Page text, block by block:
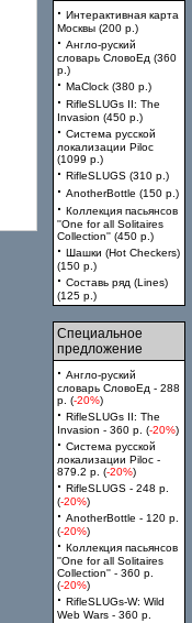
· Интерактивная карта
Москвы (200 p.)
· Англо-руский
словарь СловоЕд (360
p.)
· MaClock (380 p.)
· RifleSLUGs II: The
Invasion (450 p.)
· Система русской
локализации Piloc
(1099 p.)
· RifleSLUGS (310 p.)
· AnotherBottle (150 p.)
· Коллекция пасьянсов
''One for all Solitaires
Collection'' (450 p.)
· Шашки (Hot Checkers)
(150 p.)
· Составь ряд (Lines)
(125 p.)
Специальное
предложение
· Англо-руский
словарь СловоЕд - 288
p. (-20%)
· RifleSLUGs II: The
Invasion - 360 p. (-20%)
· Система русской
локализации Piloc -
879.2 p. (-20%)
· RifleSLUGS - 248 p.
(-20%)
· AnotherBottle - 120 p.
(-20%)
· Коллекция пасьянсов
''One for all Solitaires
Collection'' - 360 p.
(-20%)
· RifleSLUGs-W: Wild
Web Wars - 360 p.